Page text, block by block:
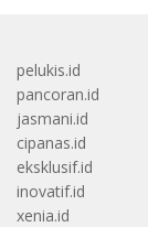
pelukis.id
pancoran.id
jasmani.id
cipanas.id
eksklusif.id
inovatif.id
xenia.id